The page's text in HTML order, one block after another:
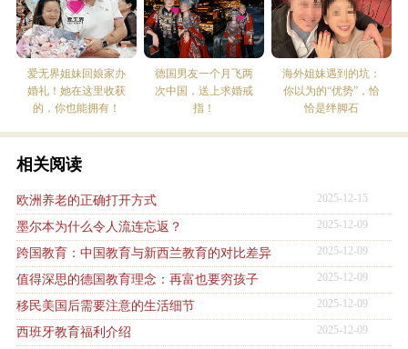
爱无界姐妹回娘家办
婚礼！她在这里收获
的，你也能拥有！
德国男友一个月飞两
次中国，送上求婚戒
指！
海外姐妹遇到的坑：
你以为的“优势”，恰
恰是绊脚石
相关阅读
欧洲养老的正确打开方式 2025-12-15
墨尔本为什么令人流连忘返？ 2025-12-09
跨国教育：中国教育与新西兰教育的对比差异 2025-12-09
值得深思的德国教育理念：再富也要穷孩子 2025-12-09
移民美国后需要注意的生活细节 2025-12-09
西班牙教育福利介绍 2025-12-09